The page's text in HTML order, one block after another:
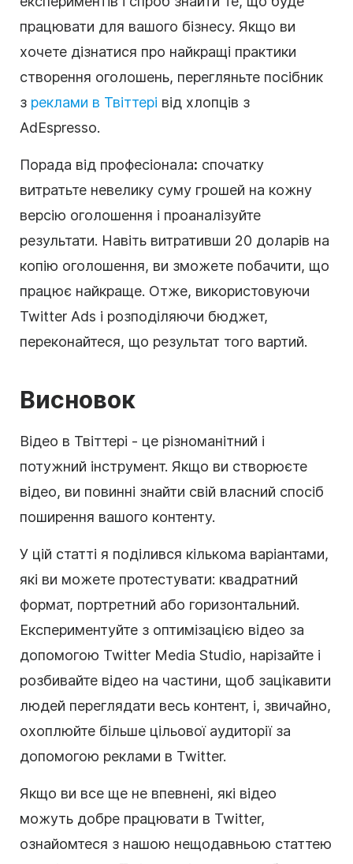
працювати для вашого бізнесу. Якщо ви
хочете дізнатися про найкращі практики
створення оголошень, перегляньте посібник
з реклами в Твіттері від хлопців з
AdEspresso.
Порада від професіонала: спочатку
витратьте невелику суму грошей на кожну
версію оголошення і проаналізуйте
результати. Навіть витративши 20 доларів на
копію оголошення, ви зможете побачити, що
працює найкраще. Отже, використовуючи
Twitter Ads і розподіляючи бюджет,
переконайтеся, що результат того вартий.
Висновок
Відео в Твіттері - це різноманітний і
потужний інструмент. Якщо ви створюєте
відео, ви повинні знайти свій власний спосіб
поширення вашого контенту.
У цій статті я поділився кількома варіантами,
які ви можете протестувати: квадратний
формат, портретний або горизонтальний.
Експериментуйте з оптимізацією відео за
допомогою Twitter Media Studio, нарізайте і
розбивайте відео на частини, щоб зацікавити
людей переглядати весь контент, і, звичайно,
охоплюйте більше цільової аудиторії за
допомогою реклами в Twitter.
Якщо ви все ще не впевнені, які відео
можуть добре працювати в Twitter,
ознайомтеся з нашою нещодавньою статтею